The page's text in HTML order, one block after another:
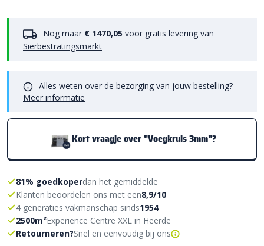
Nog maar € 1470,05 voor gratis levering van
Sierbestratingsmarkt
Alles weten over de bezorging van jouw bestelling?
Meer informatie
Kort vraagje over "Voegkruis 3mm"?
81% goedkoperdan het gemiddelde
Klanten beoordelen ons met een8,9/10
4 generaties vakmanschap sinds1954
2500m²Experience Centre XXL in Heerde
Retourneren?Snel en eenvoudig bij ons